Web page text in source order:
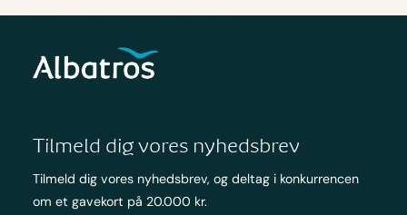
Tilmeld dig vores nyhedsbrev
Tilmeld dig vores nyhedsbrev, og deltag i konkurrencen
om et gavekort på 20.000 kr.